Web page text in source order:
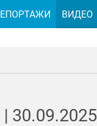
30.09.2025
ВИДЕО